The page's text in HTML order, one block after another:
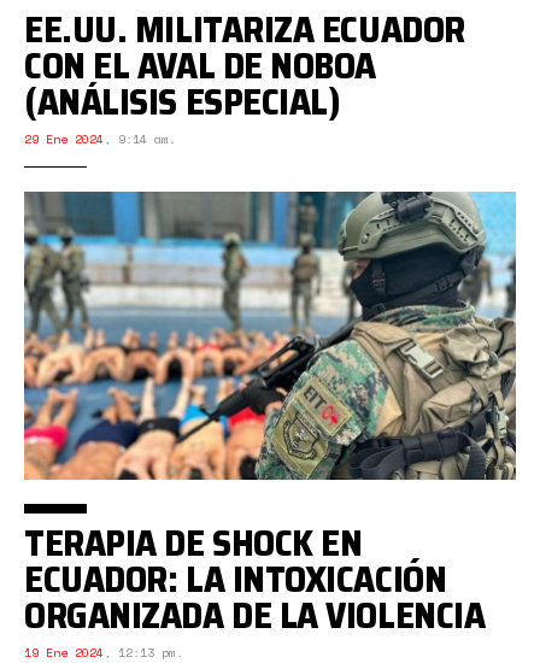
EE.UU. MILITARIZA ECUADOR
CON EL AVAL DE NOBOA
(ANÁLISIS ESPECIAL)
29 Ene 2024 , 9:14 am.
TERAPIA DE SHOCK EN
ECUADOR: LA INTOXICACIÓN
ORGANIZADA DE LA VIOLENCIA
19 Ene 2024 , 12:13 pm.